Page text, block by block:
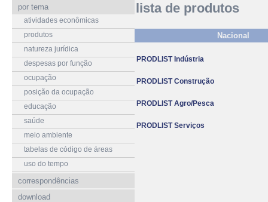
por tema
atividades econômicas
produtos
natureza jurídica
despesas por função
ocupação
posição da ocupação
educação
saúde
meio ambiente
tabelas de código de áreas
uso do tempo
correspondências
download
lista de produtos
Nacional
PRODLIST Indústria
PRODLIST Construção
PRODLIST Agro/Pesca
PRODLIST Serviços